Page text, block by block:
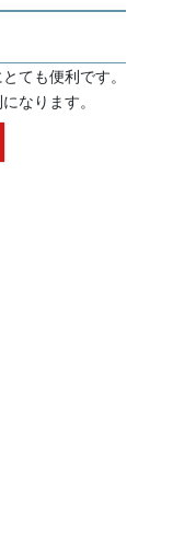
ても便利です。
なります。